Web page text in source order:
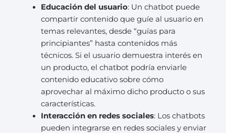
Educación del usuario: Un chatbot puede
compartir contenido que guíe al usuario en
temas relevantes, desde “guías para
principiantes” hasta contenidos más
técnicos. Si el usuario demuestra interés en
un producto, el chatbot podría enviarle
contenido educativo sobre cómo
aprovechar al máximo dicho producto o sus
características.
Interacción en redes sociales: Los chatbots
pueden integrarse en redes sociales y enviar